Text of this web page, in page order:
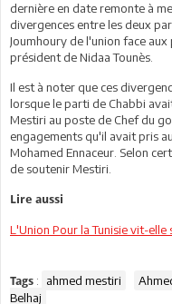
dernière en date remonte à
divergences entre les deux
Joumhoury de l'union face
président de Nidaa Tounès.
Il est à noter que ces
lorsque le parti de Chabbi
Mestiri au poste de Chef du
engagements qu'il avait pris
Mohamed Ennaceur. Selon
de soutenir Mestiri.
Lire aussi
L'Union Pour la Tunisie vit-elle
Tags : ahmed mestiri
Belhaj